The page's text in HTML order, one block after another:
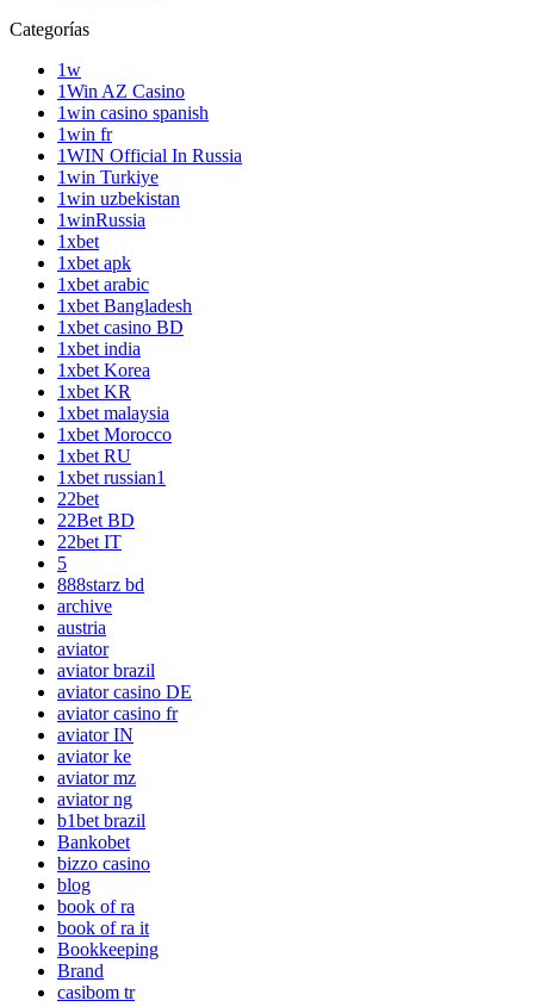
Categorías
1w
1Win AZ Casino
1win casino spanish
1win fr
1WIN Official In Russia
1win Turkiye
1win uzbekistan
1winRussia
1xbet
1xbet apk
1xbet arabic
1xbet Bangladesh
1xbet casino BD
1xbet india
1xbet Korea
1xbet KR
1xbet malaysia
1xbet Morocco
1xbet RU
1xbet russian1
22bet
22Bet BD
22bet IT
5
888starz bd
archive
austria
aviator
aviator brazil
aviator casino DE
aviator casino fr
aviator IN
aviator ke
aviator mz
aviator ng
b1bet brazil
Bankobet
bizzo casino
blog
book of ra
book of ra it
Bookkeeping
Brand
casibom tr